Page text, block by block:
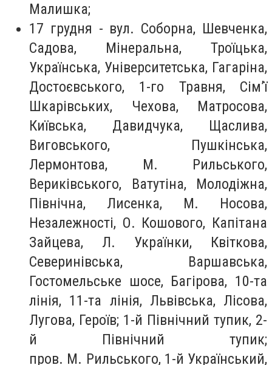
Малишка;
17 грудня - вул. Соборна, Шевченка,
Садова, Мінеральна, Троїцька,
Українська, Університетська, Гагаріна,
Достоєвського, 1-го Травня, Сім’ї
Шкарівських, Чехова, Матросова,
Київська, Давидчука, Щаслива,
Виговського, Пушкінська,
Лермонтова, М. Рильського,
Вериківського, Ватутіна, Молодіжна,
Північна, Лисенка, М. Носова,
Незалежності, О. Кошового, Капітана
Зайцева, Л. Українки, Квіткова,
Северинівська, Варшавська,
Гостомельське шосе, Багірова, 10-та
лінія, 11-та лінія, Львівська, Лісова,
Лугова, Героїв; 1-й Північний тупик, 2-
й Північний тупик;
пров. М. Рильського, 1-й Український,